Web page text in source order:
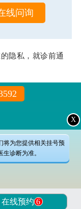
线问询
隐私，就诊前通
X
将为您提供相关挂号预
诊断为准。
在线预约 6